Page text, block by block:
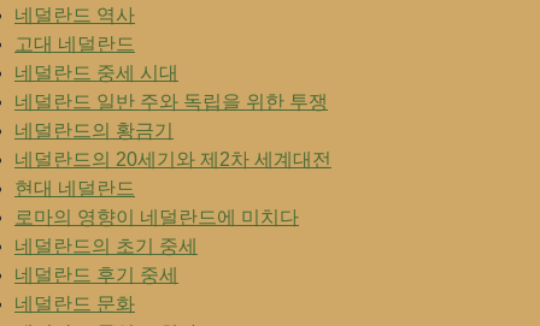
네덜란드 역사
고대 네덜란드
네덜란드 중세 시대
네덜란드 일반 주와 독립을 위한 투쟁
네덜란드의 황금기
네덜란드의 20세기와 제2차 세계대전
현대 네덜란드
로마의 영향이 네덜란드에 미치다
네덜란드의 초기 중세
네덜란드 후기 중세
네덜란드 문화